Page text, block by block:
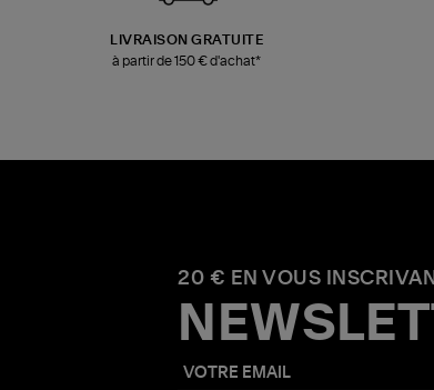
LIVRAISON GRATUITE
à partir de 150 € d'achat*
20 € EN VOUS